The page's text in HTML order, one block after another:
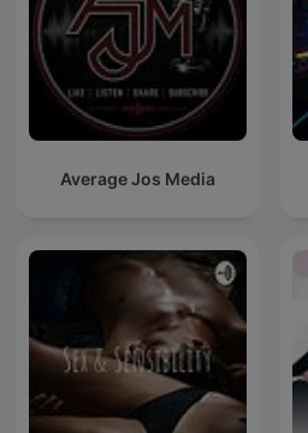
Average Jos Media